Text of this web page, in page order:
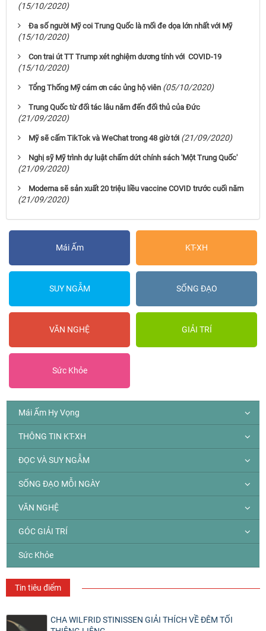
(15/10/2020)
Đa số người Mỹ coi Trung Quốc là mối đe dọa lớn nhất với Mỹ
(15/10/2020)
Con trai út TT Trump xét nghiệm dương tính với COVID-19
(15/10/2020)
Tổng Thống Mỹ cám ơn các ủng hộ viên (05/10/2020)
Trung Quốc từ đối tác lâu năm đến đối thủ của Đức
(21/09/2020)
Mỹ sẽ cấm TikTok và WeChat trong 48 giờ tới (21/09/2020)
Nghị sỹ Mỹ trình dự luật chấm dứt chính sách 'Một Trung Quốc'
(21/09/2020)
Moderna sẽ sản xuất 20 triệu liều vaccine COVID trước cuối năm
(21/09/2020)
Mái Ấm KT-XH
SUY NGẪM SỐNG ĐẠO
VĂN NGHỆ GIẢI TRÍ
Sức Khỏe
Mái Ấm Hy Vọng
THÔNG TIN KT-XH
ĐỌC VÀ SUY NGẪM
SỐNG ĐẠO MỖI NGÀY
VĂN NGHỆ
GÓC GIẢI TRÍ
Sức Khỏe
Tin tiêu điểm
CHA WILFRID STINISSEN GIẢI THÍCH VỀ ĐÊM TỐI